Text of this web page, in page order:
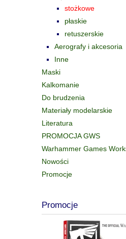
stożkowe
płaskie
retuszerskie
Aerografy i akcesoria
Inne
Maski
Kalkomanie
Do brudzenia
Materiały modelarskie
Literatura
PROMOCJA GWS
Warhammer Games
Nowości
Promocje
Promocje